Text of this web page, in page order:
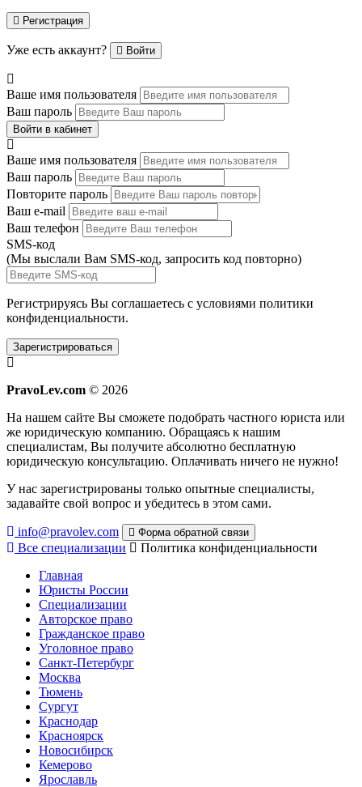
Регистрация
Уже есть аккаунт? Войти
Ваше имя пользователя
Ваш пароль
Войти в кабинет
Ваше имя пользователя
Ваш пароль
Повторите пароль
Ваш e-mail
Ваш телефон
SMS-код
(Мы выслали Вам SMS-код, запросить код повторно)
Регистрируясь Вы соглашаетесь с условиями политики
конфиденциальности.
Зарегистрироваться
PravoLev.com © 2026
На нашем сайте Вы сможете подобрать частного юриста или
же юридическую компанию. Обращаясь к нашим
специалистам, Вы получите абсолютно бесплатную
юридическую консультацию. Оплачивать ничего не нужно!
У нас зарегистрированы только опытные специалисты,
задавайте свой вопрос и убедитесь в этом сами.
info@pravolev.com Форма обратной связи
Все специализации
Политика конфиденциальности
Главная
Юристы России
Специализации
Авторское право
Гражданское право
Уголовное право
Санкт-Петербург
Москва
Тюмень
Сургут
Краснодар
Красноярск
Новосибирск
Кемерово
Ярославль